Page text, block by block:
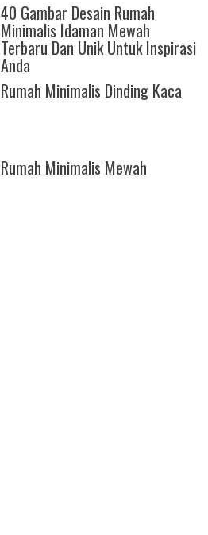
40 Gambar Desain Rumah
Minimalis Idaman Mewah
Terbaru Dan Unik Untuk Inspirasi
Anda
Rumah Minimalis Dinding Kaca
Rumah Minimalis Mewah